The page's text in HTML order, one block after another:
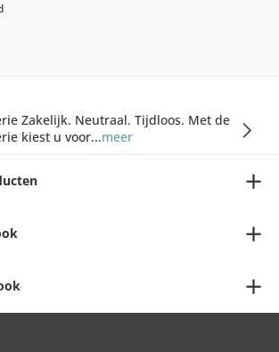
Zakelijk. Neutraal. Tijdloos. Met de
kiest u voor...meer